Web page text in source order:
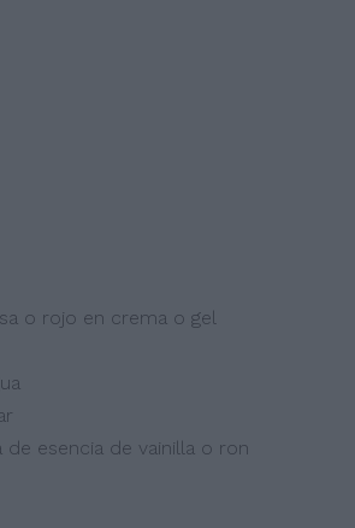
rojo en crema o gel
esencia de vainilla o ron